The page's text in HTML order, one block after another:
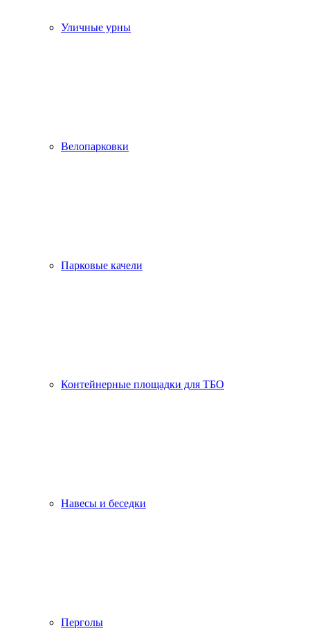
Уличные урны
Велопарковки
Парковые качели
Контейнерные площадки для ТБО
Навесы и беседки
Перголы